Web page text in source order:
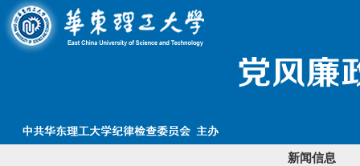
新闻信息